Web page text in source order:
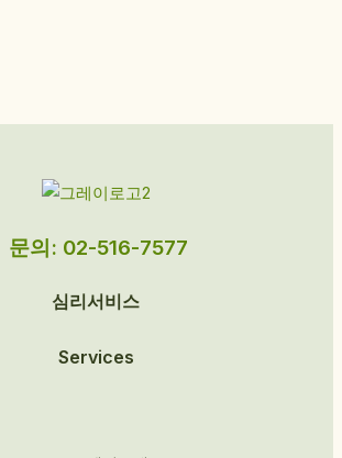
문의: 02-516-7577
심리서비스
Services